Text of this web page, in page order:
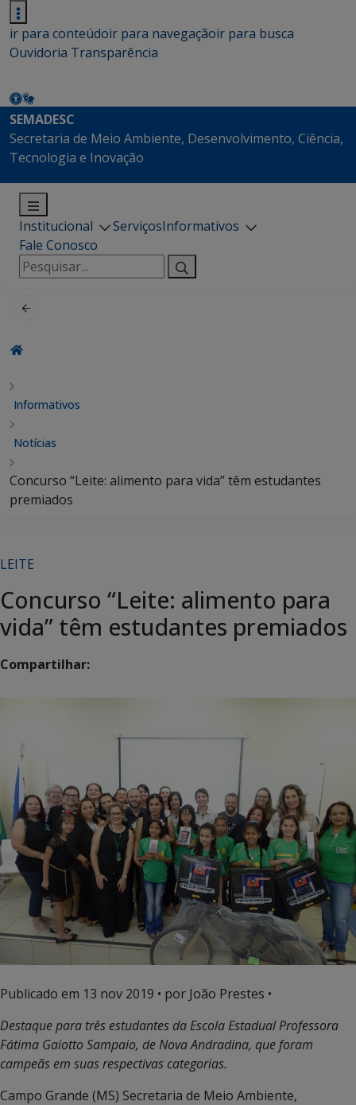
ir para conteúdoir para navegaçãoir para busca
Ouvidoria Transparência
SEMADESC
Secretaria de Meio Ambiente, Desenvolvimento, Ciência,
Tecnologia e Inovação
Institucional ServiçosInformativos
Fale Conosco
Pesquisar
por:
Informativos
Notícias
Concurso “Leite: alimento para vida” têm estudantes
premiados
LEITE
Concurso “Leite: alimento para
vida” têm estudantes premiados
Compartilhar:
Publicado em 13 nov 2019 • por João Prestes •
Destaque para três estudantes da Escola Estadual Professora
Fátima Gaiotto Sampaio, de Nova Andradina, que foram
campeãs em suas respectivas categorias.
Campo Grande (MS) Secretaria de Meio Ambiente,